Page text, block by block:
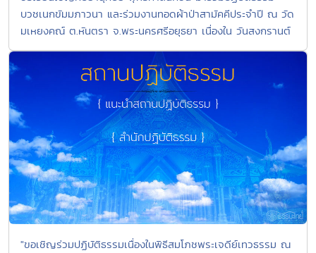
บวชเนกขัมมภาวนา และร่วมงานทอดผ้าป่าสามัคคีประจำปี ณ วัด
มเหยงคณ์ ต.หันตรา จ.พระนครศรีอยุธยา เนื่องใน วันสงกรานต์
"ขอเชิญร่วมปฏิบัติธรรมเนื่องในพิธีสมโภชพระเจดีย์เทวธรรม ณ